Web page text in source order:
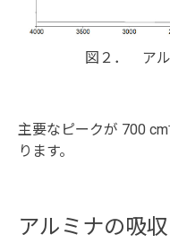
図２． アル
主要なピークが 700 cm
ります。
アルミナの吸